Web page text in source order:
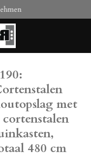
met
cortenstalen
480 cm